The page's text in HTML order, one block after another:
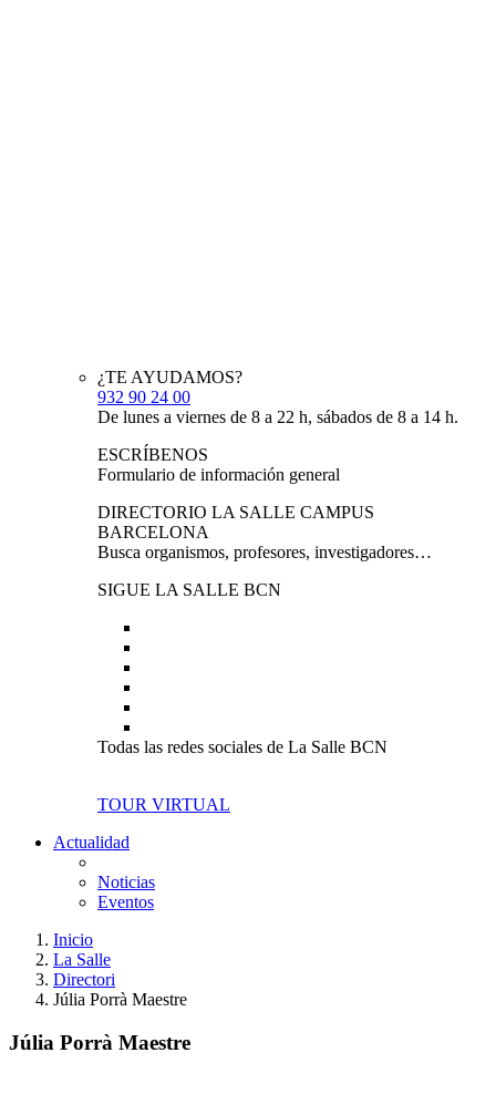
¿TE AYUDAMOS?
932 90 24 00
De lunes a viernes de 8 a 22 h, sábados de 8 a 14 h.
ESCRÍBENOS
Formulario de información general
DIRECTORIO LA SALLE CAMPUS
BARCELONA
Busca organismos, profesores, investigadores…
SIGUE LA SALLE BCN
Todas las redes sociales de La Salle BCN
TOUR VIRTUAL
Actualidad
Noticias
Eventos
Inicio
La Salle
Directori
Júlia Porrà Maestre
Júlia Porrà Maestre